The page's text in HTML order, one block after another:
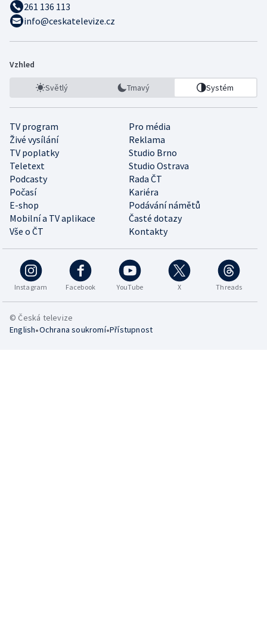
261 136 113
info@ceskatelevize.cz
Vzhled
Světlý Tmavý Systém
TV program
Pro média
Živé vysílání
Reklama
TV poplatky
Studio Brno
Teletext
Studio Ostrava
Podcasty
Rada ČT
Počasí
Kariéra
E-shop
Podávání námětů
Mobilní a TV aplikace
Časté dotazy
Vše o ČT
Kontakty
Instagram Facebook YouTube X Threads
© Česká televize
English•Ochrana soukromí•Přístupnost